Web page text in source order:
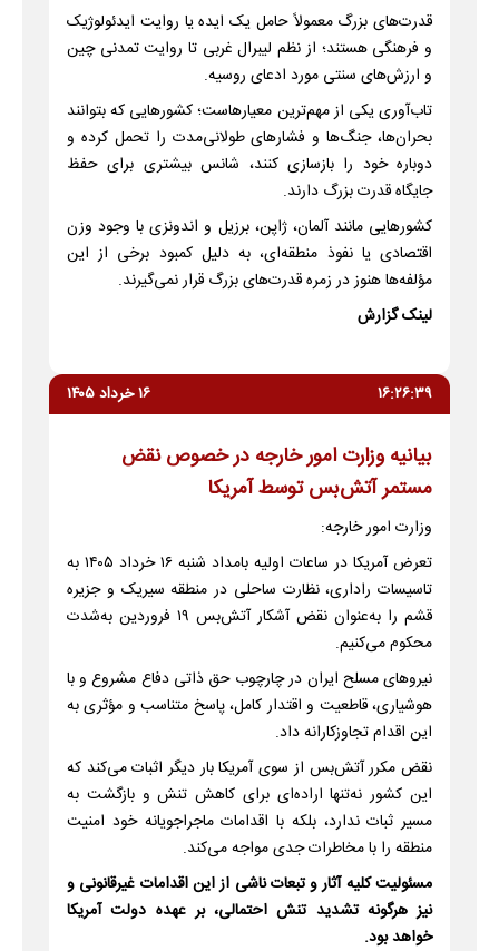
قدرت‌های بزرگ معمولاً حامل یک ایده یا روایت ایدئولوژیک
و فرهنگی هستند؛ از نظم لیبرال غربی تا روایت تمدنی چین
و ارزش‌های سنتی مورد ادعای روسیه.
تاب‌آوری یکی از مهم‌ترین معیارهاست؛ کشورهایی که بتوانند
بحران‌ها، جنگ‌ها و فشارهای طولانی‌مدت را تحمل کرده و
دوباره خود را بازسازی کنند، شانس بیشتری برای حفظ
جایگاه قدرت بزرگ دارند.
کشورهایی مانند آلمان، ژاپن، برزیل و اندونزی با وجود وزن
اقتصادی یا نفوذ منطقه‌ای، به دلیل کمبود برخی از این
مؤلفه‌ها هنوز در زمره قدرت‌های بزرگ قرار نمی‌گیرند.
لینک گزارش
۱۶:۲۶:۳۹ ۱۶ خرداد ۱۴۰۵
بیانیه وزارت امور خارجه در خصوص نقض
مستمر آتش‌بس توسط آمریکا
وزارت امور خارجه:
تعرض آمریکا در ساعات اولیه بامداد شنبه ۱۶ خرداد ۱۴۰۵ به
تاسیسات راداری، نظارت ساحلی در منطقه سیریک و جزیره
قشم را به‌عنوان نقض آشکار آتش‌بس ۱۹ فروردین به‌شدت
محکوم می‌کنیم.
نیروهای مسلح ایران در چارچوب حق ذاتی دفاع مشروع و با
هوشیاری، قاطعیت و اقتدار کامل، پاسخ متناسب و مؤثری به
این اقدام تجاوزکارانه داد.
نقض مکرر آتش‌بس از سوی آمریکا بار دیگر اثبات می‌کند که
این کشور نه‌تنها اراده‌ای برای کاهش تنش و بازگشت به
مسیر ثبات ندارد، بلکه با اقدامات ماجراجویانه خود امنیت
منطقه را با مخاطرات جدی مواجه می‌کند.
مسئولیت کلیه آثار و تبعات ناشی از این اقدامات غیرقانونی و
نیز هرگونه تشدید تنش احتمالی، بر عهده دولت آمریکا
خواهد بود.